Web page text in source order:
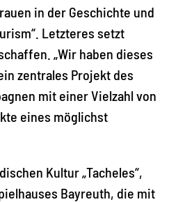
in der Geschichte und
Letzteres setzt
„Wir haben dieses
zentrales Projekt des
mit einer Vielzahl von
eines möglichst
Kultur „Tacheles“,
Bayreuth, die mit